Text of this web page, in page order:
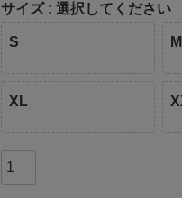
サイズ 選択してください
S M
XL